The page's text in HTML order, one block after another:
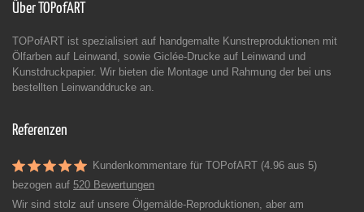
Über TOPofART
TOPofART ist spezialisiert auf handgemalte Kunstreproduktionen mit
Ölfarben auf Leinwand, sowie Giclée-Drucke auf Leinwand und
Kunstdruckpapier. Wir bieten die Montage und Rahmung der bei uns
bestellten Leinwanddrucke an.
Referenzen
Kundenkommentare für TOPofART (4.96 aus 5)
bezogen auf 520 Bewertungen
Wir sind stolz auf unsere Ölgemälde-Reproduktionen, aber am